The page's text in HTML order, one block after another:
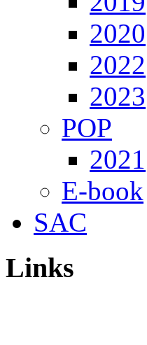
2020
2022
2023
POP
2021
E-book
SAC
Links